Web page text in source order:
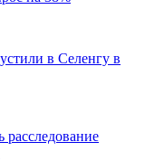
в Селенгу в
расследование